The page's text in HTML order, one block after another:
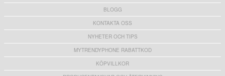
BLOGG
KONTAKTA OSS
NYHETER OCH TIPS
MYTRENDYPHONE RABATTKOD
KÖPVILLKOR